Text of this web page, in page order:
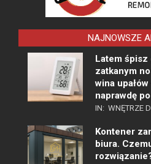
NAJNOWSZE
Latem
zatkanym
wina
naprawdę
IN: WNĘTRZE
Kontener
biura.